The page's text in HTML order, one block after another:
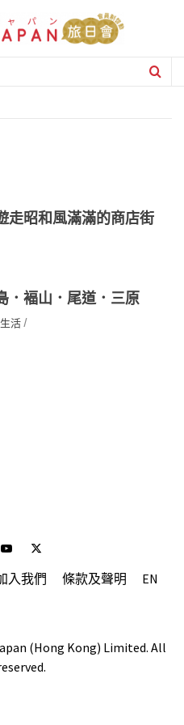
走昭和風滿滿的商店街
．褔山．尾道．三原
活/
YoutubeTwitter
入我們 條款及聲明 EN
(Hong Kong) Limited. All